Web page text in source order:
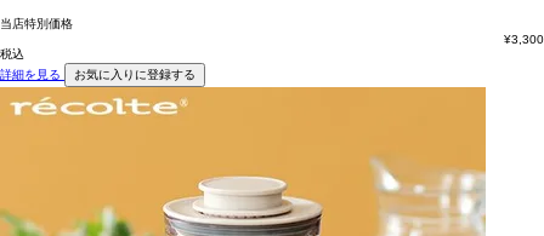
当店特別価格
¥3,300
税込
詳細を見る
お気に入りに登録する